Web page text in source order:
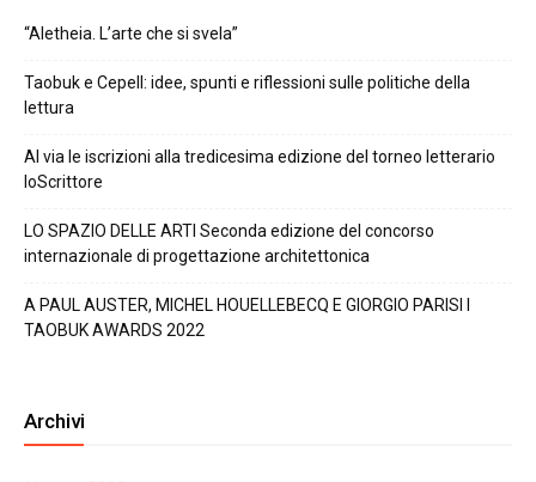
“Aletheia. L’arte che si svela”
Taobuk e Cepell: idee, spunti e riflessioni sulle politiche della
lettura
Al via le iscrizioni alla tredicesima edizione del torneo letterario
IoScrittore
LO SPAZIO DELLE ARTI Seconda edizione del concorso
internazionale di progettazione architettonica
A PAUL AUSTER, MICHEL HOUELLEBECQ E GIORGIO PARISI I
TAOBUK AWARDS 2022
Archivi